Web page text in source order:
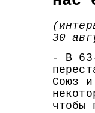
30
- В
Союз
чтобы